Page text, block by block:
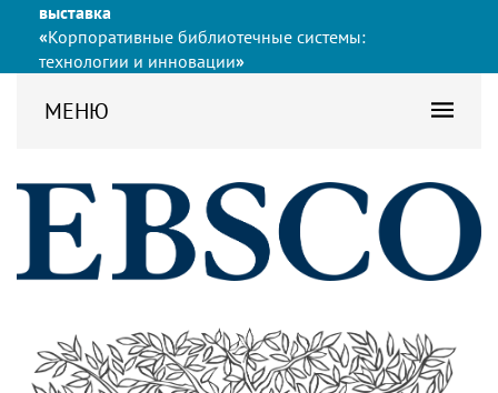
выставка
«Корпоративные библиотечные системы:
технологии и инновации»
МЕНЮ